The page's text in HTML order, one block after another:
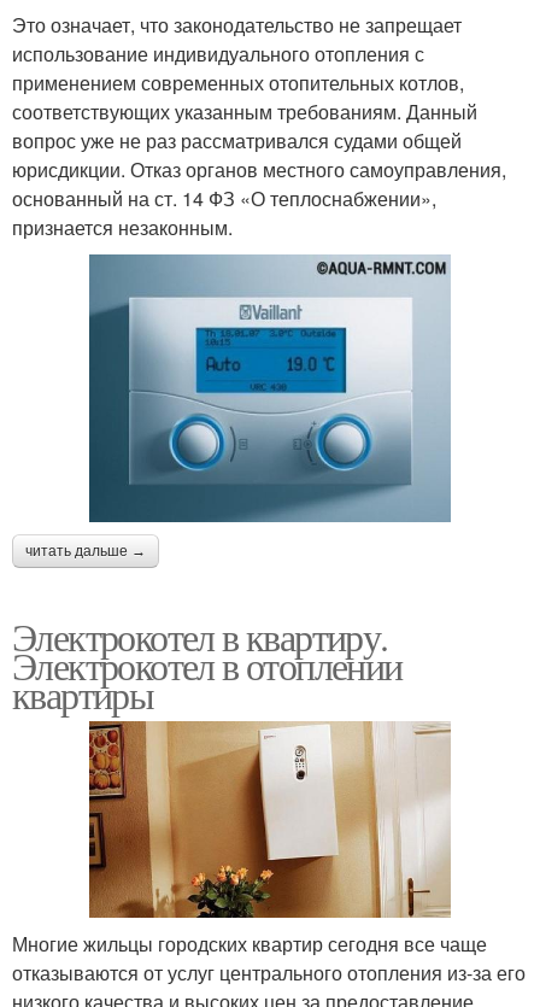
Это означает, что законодательство не запрещает
использование индивидуального отопления с
применением современных отопительных котлов,
соответствующих указанным требованиям. Данный
вопрос уже не раз рассматривался судами общей
юрисдикции. Отказ органов местного самоуправления,
основанный на ст. 14 ФЗ «О теплоснабжении»,
признается незаконным.
читать дальше →
Электрокотел в квартиру.
Электрокотел в отоплении
квартиры
Многие жильцы городских квартир сегодня все чаще
отказываются от услуг центрального отопления из-за его